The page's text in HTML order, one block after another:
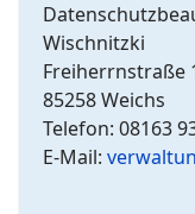
Wischnitzki
Freiherrnstraße
85258 Weichs
Telefon: 08163
E-Mail: